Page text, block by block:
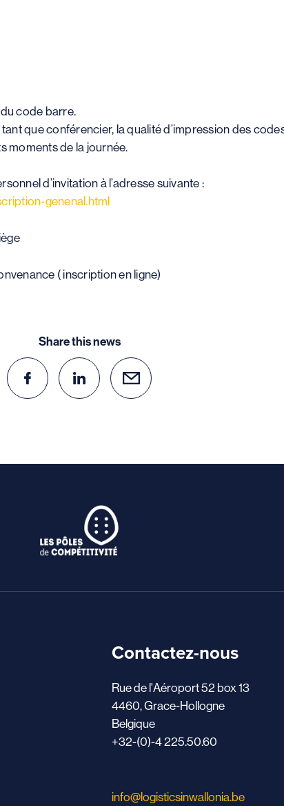
code barre.
que conférencier, la qualité d’impression des
moments de la journée.
d’invitation à l’adresse suivante :
genenal.html
( inscription en ligne)
Share this news
Contactez-nous
Rue de l'Aéroport 52 box 13
4460, Grace-Hollogne
Belgique
+32-(0)-4 225.50.60
info@logisticsinwallonia.be